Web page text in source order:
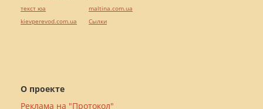
О проекте
Реклама на "Протокол"
текст юа
kievperevod.com.ua
maltina.com.ua
Cылки